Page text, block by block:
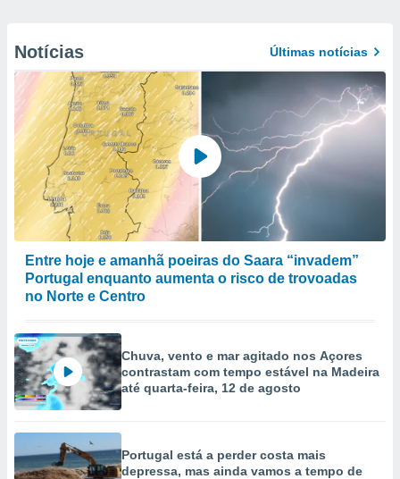
Notícias Últimas notícias
Entre hoje e amanhã poeiras do Saara “invadem”
Portugal enquanto aumenta o risco de trovoadas
no Norte e Centro
Chuva, vento e mar agitado nos Açores
contrastam com tempo estável na Madeira
até quarta-feira, 12 de agosto
Portugal está a perder costa mais
depressa, mas ainda vamos a tempo de